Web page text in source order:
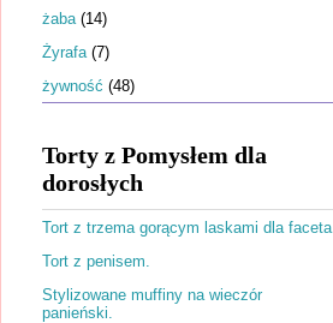
żaba (14)
Żyrafa (7)
żywność (48)
Torty z Pomysłem dla
dorosłych
Tort z trzema gorącym laskami dla faceta.
Tort z penisem.
Stylizowane muffiny na wieczór
panieński.